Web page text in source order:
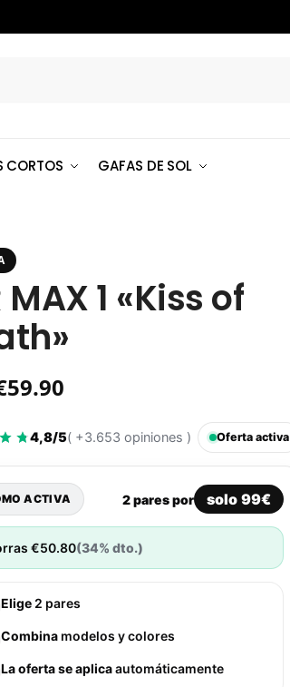
CORTOS GAFAS DE SOL
MAX 1 «Kiss of
59.90
4,8/5( +3.653 opiniones ) Oferta activa
ACTIVA 2 pares por solo 99€
€50.80(34% dto.)
Elige 2 pares
Combina modelos y colores
La oferta se aplicaautomáticamente